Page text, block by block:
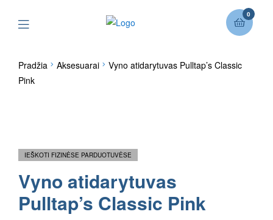
0
Pradžia Aksesuarai
Vyno atidarytuvas Pulltap’s Classic
Pink
IEŠKOTI FIZINĖSE PARDUOTUVĖSE
Vyno atidarytuvas
Pulltap’s Classic Pink